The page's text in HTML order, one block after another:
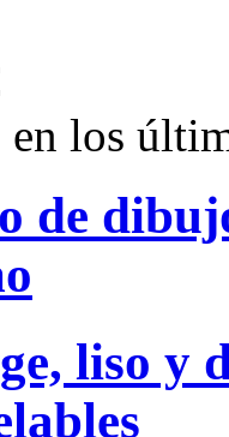
en los
de
liso y